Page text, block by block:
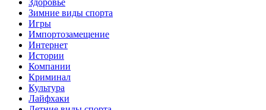
Зимние виды спорта
Игры
Импортозамещение
Интернет
Истории
Компании
Криминал
Культура
Лайфхаки